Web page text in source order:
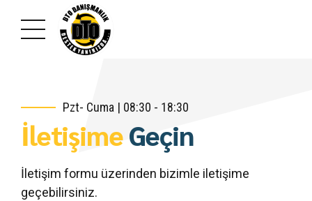
Pzt- Cuma | 08:30 - 18:30
İletişimeGeçin
İletişim formu üzerinden bizimle iletişime
geçebilirsiniz.